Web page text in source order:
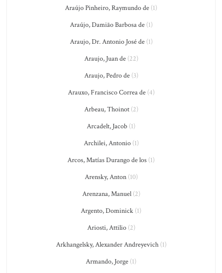
Araújo Pinheiro, Raymundo de (1)
Araújo, Damião Barbosa de(1)
Araujo, Dr. Antonio José de(1)
Araujo, Juan de(22)
Araujo, Pedro de(3)
Arauxo, Francisco Correa de(4)
Arbeau, Thoinot(2)
Arcadelt, Jacob (1)
Archilei, Antonio(1)
Arcos, Matías Durango de los (1)
Arensky, Anton(10)
Arenzana, Manuel(2)
Argento, Dominick (1)
Ariosti, Attilio(2)
Arkhangelsky, Alexander Andreyevich(1)
Armando, Jorge (1)